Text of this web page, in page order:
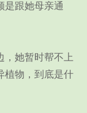
是跟她母亲通
她暂时帮不上
物，到底是什